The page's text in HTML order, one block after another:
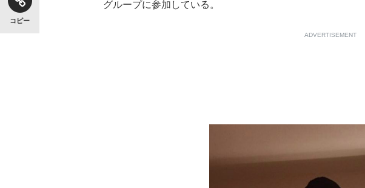
コピー
グループに参加している。
ADVERTISEMENT